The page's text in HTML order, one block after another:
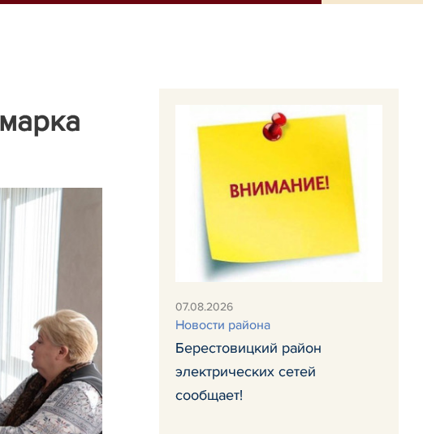
07.08.2026
Новости района
Берестовицкий район
электрических сетей
сообщает!